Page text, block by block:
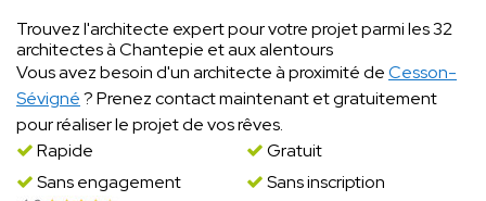
Trouvez l'architecte expert pour votre projet parmi les 32
architectes à Chantepie et aux alentours
Vous avez besoin d'un architecte à proximité deCesson-
Sévigné? Prenez contact maintenant et gratuitement
pour réaliser le projet de vos rêves.
Rapide
Gratuit
Sans engagement
Sans inscription